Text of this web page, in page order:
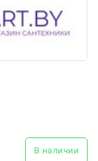
В наличии